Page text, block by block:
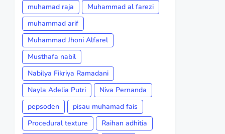
muhamad raja
Muhammad al farezi
muhammad arif
Muhammad Jhoni Alfarel
Musthafa nabil
Nabilya Fikriya Ramadani
Nayla Adelia Putri
Niva Pernanda
pepsoden
pisau muhamad fais
Procedural texture
Raihan adhitia